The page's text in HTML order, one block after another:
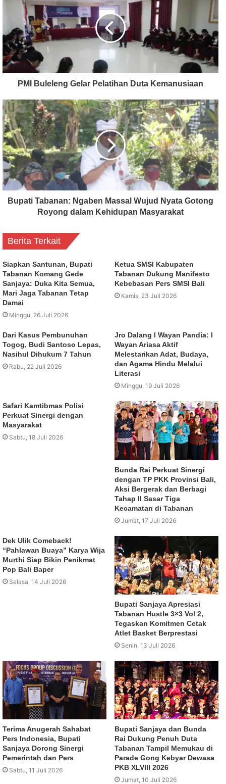
PMI Buleleng Gelar Pelatihan Duta Kemanusiaan
Bupati Tabanan: Ngaben Massal Wujud Nyata Gotong
Royong dalam Kehidupan Masyarakat
Berita Terkait
Siapkan Santunan, Bupati
Tabanan Komang Gede
Sanjaya: Duka Kita Semua,
Mari Jaga Tabanan Tetap
Damai
Minggu, 26 Juli 2026
Ketua SMSI Kabupaten
Tabanan Dukung Manifesto
Kebebasan Pers SMSI Bali
Kamis, 23 Juli 2026
Dari Kasus Pembunuhan
Togog, Budi Santoso Lepas,
Nasihul Dihukum 7 Tahun
Rabu, 22 Juli 2026
Jro Dalang I Wayan Pandia: I
Wayan Ariasa Aktif
Melestarikan Adat, Budaya,
dan Agama Hindu Melalui
Literasi
Minggu, 19 Juli 2026
Safari Kamtibmas Polisi
Perkuat Sinergi dengan
Masyarakat
Sabtu, 18 Juli 2026
Bunda Rai Perkuat Sinergi
dengan TP PKK Provinsi Bali,
Aksi Bergerak dan Berbagi
Tahap II Sasar Tiga
Kecamatan di Tabanan
Jumat, 17 Juli 2026
Dek Ulik Comeback!
“Pahlawan Buaya” Karya Wija
Murthi Siap Bikin Penikmat
Pop Bali Baper
Selasa, 14 Juli 2026
Bupati Sanjaya Apresiasi
Tabanan Hustle 3×3 Vol 2,
Tegaskan Komitmen Cetak
Atlet Basket Berprestasi
Senin, 13 Juli 2026
Terima Anugerah Sahabat
Pers Indonesia, Bupati
Sanjaya Dorong Sinergi
Pemerintah dan Pers
Sabtu, 11 Juli 2026
Bupati Sanjaya dan Bunda
Rai Dukung Penuh Duta
Tabanan Tampil Memukau di
Parade Gong Kebyar Dewasa
PKB XLVIII 2026
Jumat, 10 Juli 2026